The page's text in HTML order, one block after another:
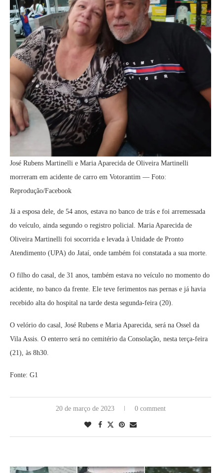
José Rubens Martinelli e Maria Aparecida de Oliveira Martinelli
morreram em acidente de carro em Votorantim — Foto:
Reprodução/Facebook
Já a esposa dele, de 54 anos, estava no banco de trás e foi arremessada
do veículo, ainda segundo o registro policial. Maria Aparecida de
Oliveira Martinelli foi socorrida e levada à Unidade de Pronto
Atendimento (UPA) do Jataí, onde também foi constatada a sua morte.
O filho do casal, de 31 anos, também estava no veículo no momento do
acidente, no banco da frente. Ele teve ferimentos nas pernas e já havia
recebido alta do hospital na tarde desta segunda-feira (20).
O velório do casal, José Rubens e Maria Aparecida, será na Ossel da
Vila Assis. O enterro será no cemitério da Consolação, nesta terça-feira
(21), às 8h30.
Fonte: G1
20 de março de 2023 0 comment